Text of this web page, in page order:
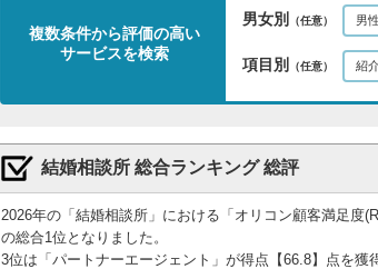
公式サイト
複数条件から評価の高い
サービスを検索
男女別 （任意） 男性
項目別 （任意） 紹
結婚相談所 総合ランキング 総評
2026年の「結婚相談所」における「オリコン顧客満足度
の総合1位となりました。
3位は「パートナーエージェント」が得点【66.8】点を獲